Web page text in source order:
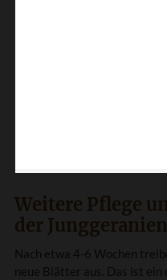
Weitere Pflege
der Junggeranien
Nach etwa 4-6 Wochen
neue Blätter aus. Das ist